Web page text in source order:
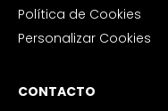
Política de Cookies
Personalizar Cookies
CONTACTO